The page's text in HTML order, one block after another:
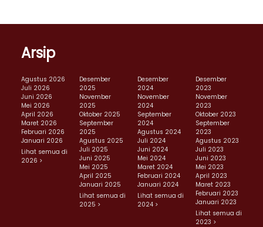
Arsip
Agustus 2026
Juli 2026
Juni 2026
Mei 2026
April 2026
Maret 2026
Februari 2026
Januari 2026
Lihat semua di
2026 >
Desember
2025
November
2025
Oktober 2025
September
2025
Agustus 2025
Juli 2025
Juni 2025
Mei 2025
April 2025
Januari 2025
Lihat semua di
2025 >
Desember
2024
November
2024
September
2024
Agustus 2024
Juli 2024
Juni 2024
Mei 2024
Maret 2024
Februari 2024
Januari 2024
Lihat semua di
2024 >
Desember
2023
November
2023
Oktober 2023
September
2023
Agustus 2023
Juli 2023
Juni 2023
Mei 2023
April 2023
Maret 2023
Februari 2023
Januari 2023
Lihat semua di
2023 >